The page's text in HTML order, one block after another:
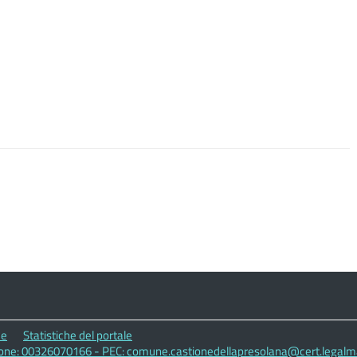
Statistiche del portale
00326070166 - PEC: